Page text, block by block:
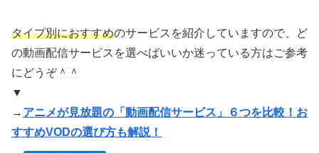
タイプ別におすすめのサービスを紹介していますので、ど
の動画配信サービスを選べばいいか迷っている方はご参考
にどうぞ＾＾
▼
→ アニメが見放題の「動画配信サービス」６つを比較！お
すすめVODの選び方も解説！